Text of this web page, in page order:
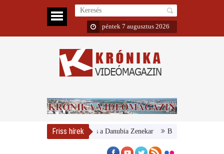
péntek 7 augusztus 2026
Friss hírek
Magyar Nemzeti Galéria és a Danubia Zenekar Bemutatta 2024/25-ös